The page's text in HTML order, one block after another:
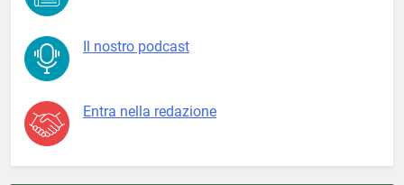
Il nostro podcast
Entra nella redazione